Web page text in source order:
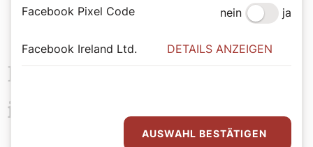
Das könnte Sie auch
interessieren
Facebook Pixel Code nein ja
Facebook Ireland Ltd. DETAILS ANZEIGEN
AUSWAHL BESTÄTIGEN